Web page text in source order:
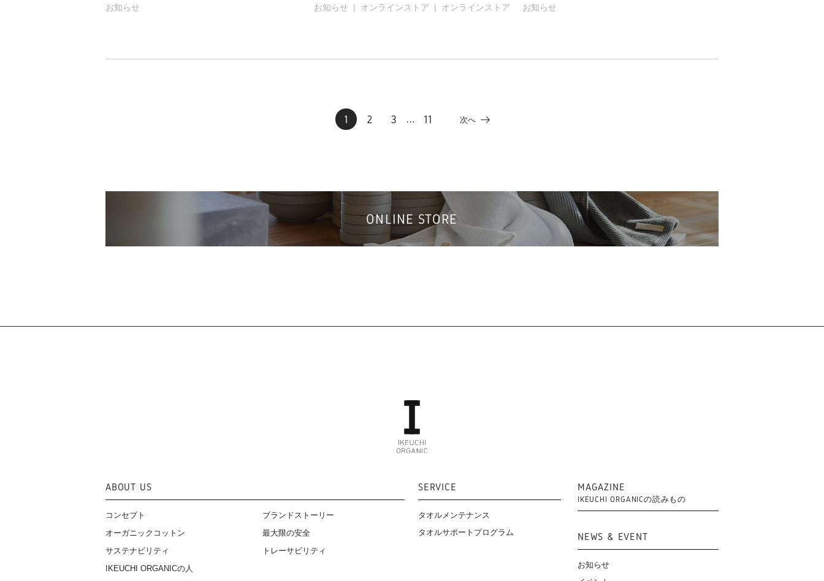
お知らせ お知らせ オンラインストア オンラインストア お知らせ
1 2 3 … 11 次へ
ONLINE STORE
ABOUT US
コンセプト
ブランドストーリー
オーガニックコットン
最大限の安全
サステナビリティ
トレーサビリティ
IKEUCHI ORGANICの人
SERVICE
タオルメンテナンス
タオルサポートプログラム
MAGAZINE
IKEUCHI ORGANICの読みもの
NEWS & EVENT
お知らせ